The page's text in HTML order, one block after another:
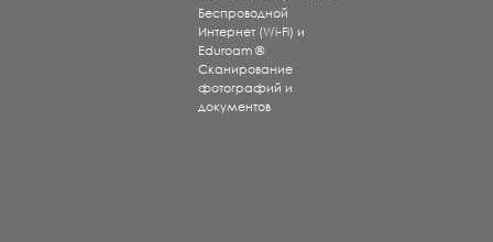
Беспроводной
Интернет (Wi-Fi) и
Eduroam ®
Сканирование
фотографий и
документов